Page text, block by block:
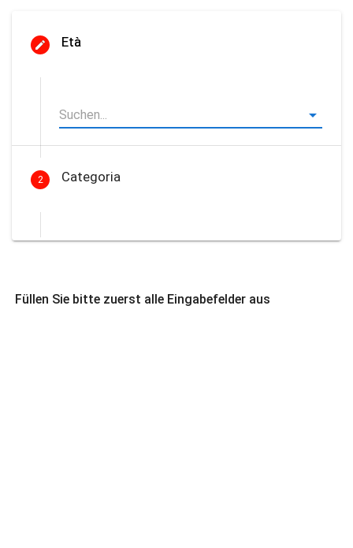
Età
2 Categoria
Füllen Sie bitte zuerst alle Eingabefelder aus